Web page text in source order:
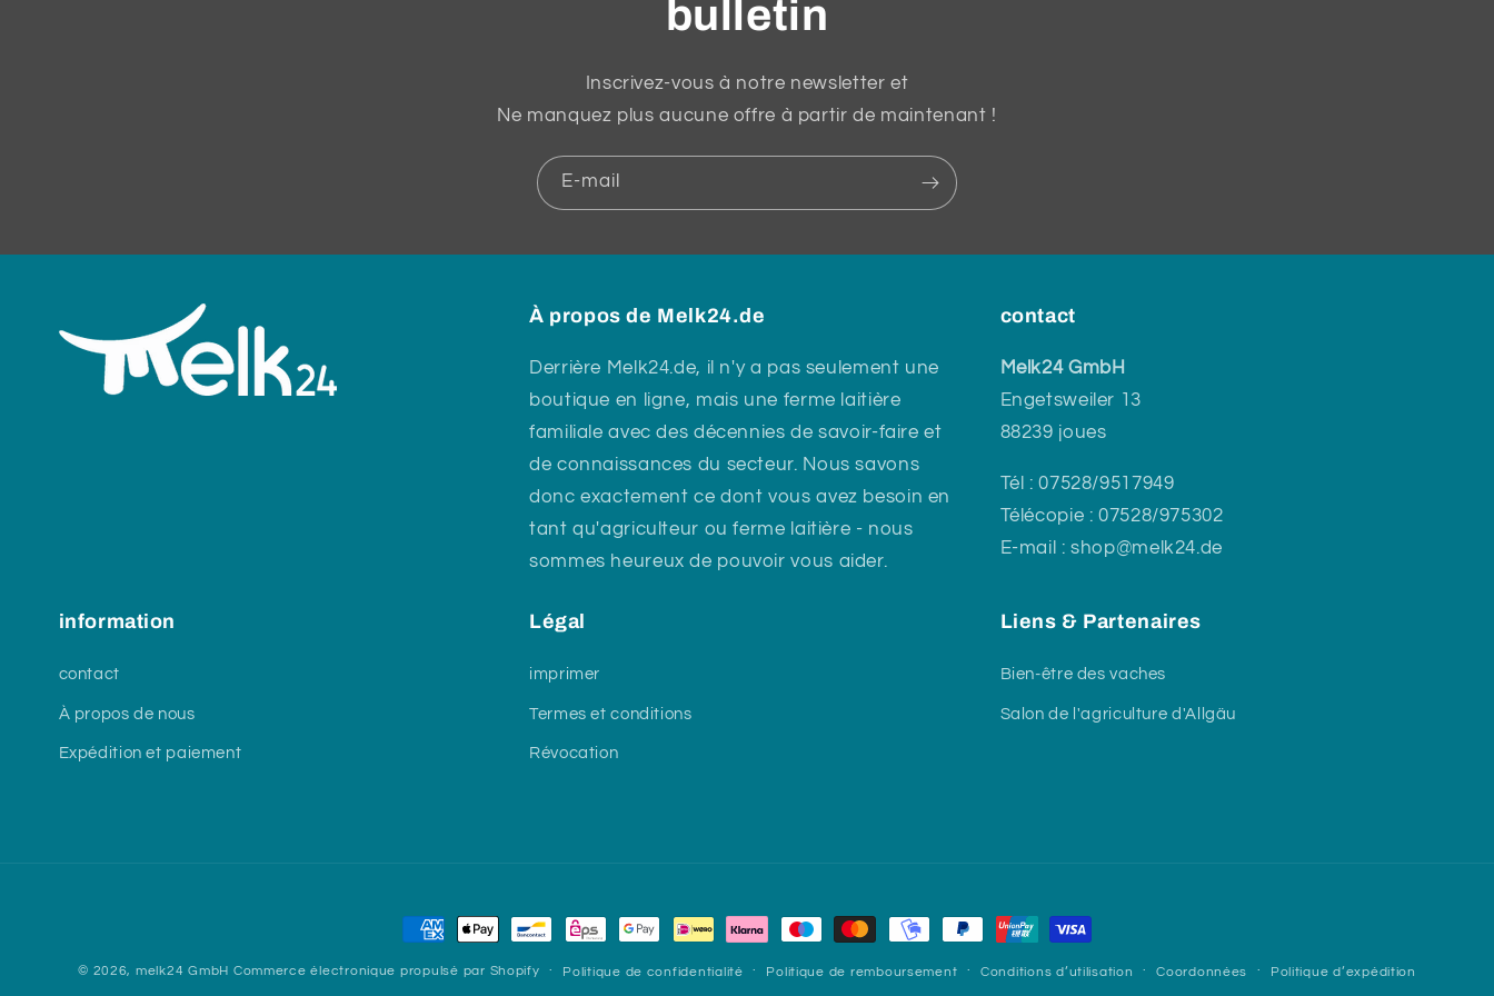
bulletin
Inscrivez-vous à notre newsletter et
Ne manquez plus aucune offre à partir de maintenant !
E-mail
À propos de Melk24.de
Derrière Melk24.de, il n'y a pas seulement une
boutique en ligne, mais une ferme laitière
familiale avec des décennies de savoir-faire et
de connaissances du secteur. Nous savons
donc exactement ce dont vous avez besoin en
tant qu'agriculteur ou ferme laitière - nous
sommes heureux de pouvoir vous aider.
contact
Melk24 GmbH
Engetsweiler 13
88239 joues
Tél : 07528/9517949
Télécopie : 07528/975302
E-mail : shop@melk24.de
information
contact
À propos de nous
Expédition et paiement
Légal
imprimer
Termes et conditions
Révocation
Liens & Partenaires
Bien-être des vaches
Salon de l'agriculture d'Allgäu
Moyens
© 2026, melk24 GmbH Commerce électronique propulsé par Shopify Politique de confidentialité Politique de remboursement Conditions d’utilisation Coordonnées Politique d’expédition